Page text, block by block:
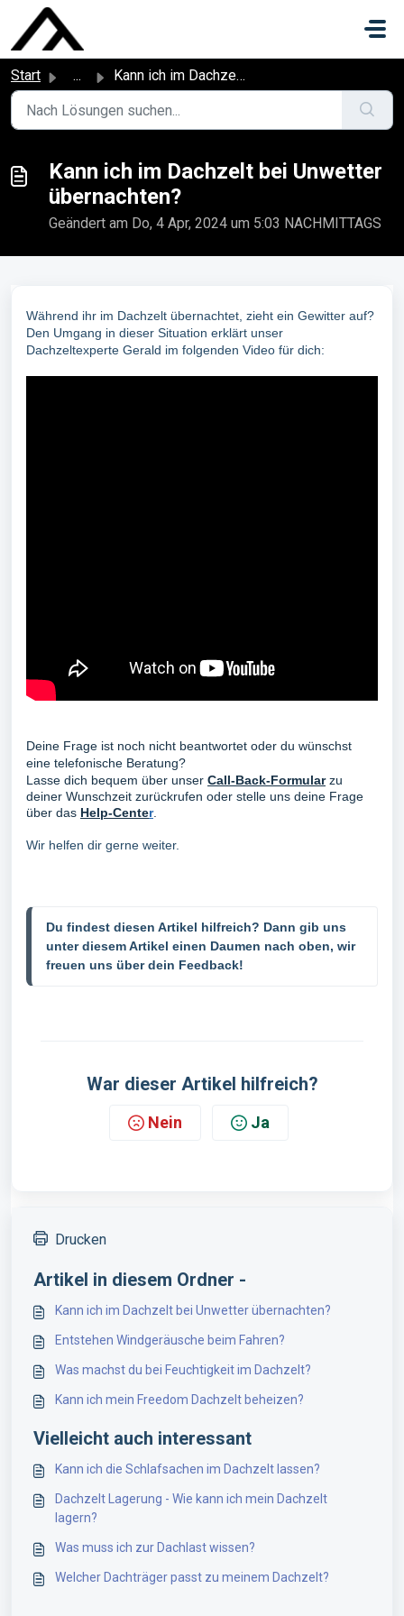
Zum hauptsächlichen Inhalt gehen
Start ... Kann ich im Dachzelt bei Unwetter übernachten?
Kann ich im Dachzelt bei Unwetter
übernachten?
Geändert am Do, 4 Apr, 2024 um 5:03 NACHMITTAGS
Während ihr im Dachzelt übernachtet, zieht ein Gewitter auf?
Den Umgang in dieser Situation erklärt unser
Dachzeltexperte Gerald im folgenden Video für dich:
Deine Frage ist noch nicht beantwortet oder du wünschst
eine telefonische Beratung?
Lasse dich bequem über unser Call-Back-Formularzu
deiner Wunschzeit zurückrufen oder stelle uns deine Frage
über das Help-Center.
Wir helfen dir gerne weiter.
Du findest diesen Artikel hilfreich? Dann gib uns
unter diesem Artikel einen Daumen nach oben, wir
freuen uns über dein Feedback!
War dieser Artikel hilfreich?
Nein Ja
Drucken
Artikel in diesem Ordner -
Kann ich im Dachzelt bei Unwetter übernachten?
Entstehen Windgeräusche beim Fahren?
Was machst du bei Feuchtigkeit im Dachzelt?
Kann ich mein Freedom Dachzelt beheizen?
Vielleicht auch interessant
Kann ich die Schlafsachen im Dachzelt lassen?
Dachzelt Lagerung - Wie kann ich mein Dachzelt
lagern?
Was muss ich zur Dachlast wissen?
Welcher Dachträger passt zu meinem Dachzelt?